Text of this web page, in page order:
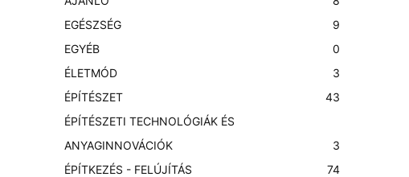
EGÉSZSÉG
9
EGYÉB
0
ÉLETMÓD
3
ÉPÍTÉSZET
43
ÉPÍTÉSZETI TECHNOLÓGIÁK ÉS
ANYAGINNOVÁCIÓK
3
ÉPÍTKEZÉS - FELÚJÍTÁS
74